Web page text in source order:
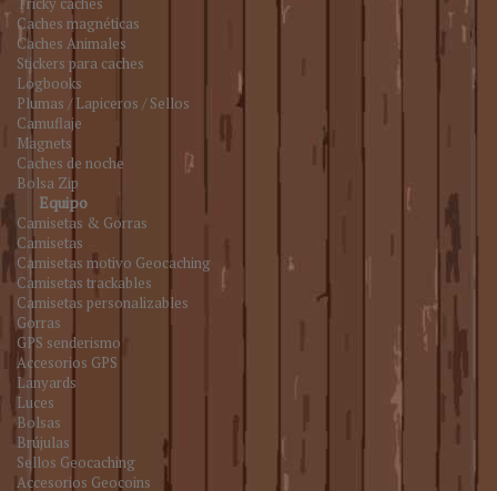
Caches magnéticas
Caches Animales
Stickers para caches
Logbooks
Plumas / Lapiceros / Sellos
Camuflaje
Magnets
Caches de noche
Bolsa Zip
Equipo
Camisetas & Gorras
Camisetas
Camisetas motivo Geocaching
Camisetas trackables
Camisetas personalizables
Gorras
GPS senderismo
Accesorios GPS
Lanyards
Luces
Bolsas
Brújulas
Sellos Geocaching
Accesorios Geocoins